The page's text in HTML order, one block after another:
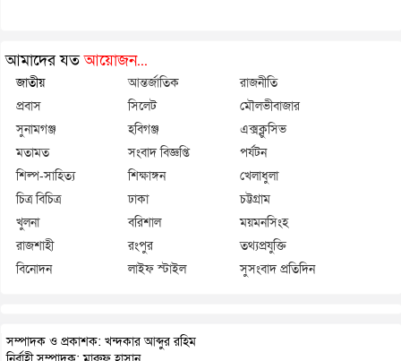
আমাদের যতআয়োজন...
জাতীয় আন্তর্জাতিক
রাজনীতি
প্রবাস
সিলেট
মৌলভীবাজার
সুনামগঞ্জ
হবিগঞ্জ
এক্সক্লুসিভ
মতামত
সংবাদ বিজ্ঞপ্তি
পর্যটন
শিল্প-সাহিত্য
শিক্ষাঙ্গন
খেলাধুলা
চিত্র বিচিত্র
ঢাকা
চট্টগ্রাম
খুলনা
বরিশাল
ময়মনসিংহ
রাজশাহী
রংপুর
তথ্যপ্রযুক্তি
বিনোদন
লাইফ স্টাইল সুসংবাদ প্রতিদিন
সম্পাদক ও প্রকাশক: খন্দকার আব্দুর রহিম